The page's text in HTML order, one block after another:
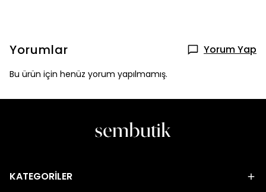
Yorumlar Yorum Yap
Bu ürün için henüz yorum yapılmamış.
KATEGORİLER